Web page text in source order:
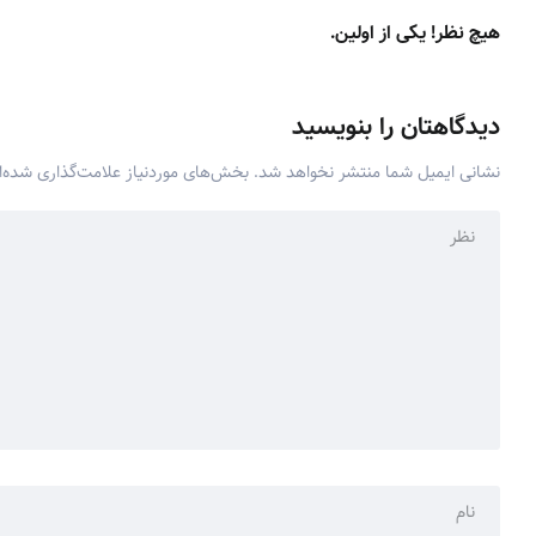
هیچ نظر! یکی از اولین.
دیدگاهتان را بنویسید
نشانی ایمیل شما منتشر نخواهد شد. بخش‌های موردنیاز علامت‌گذاری